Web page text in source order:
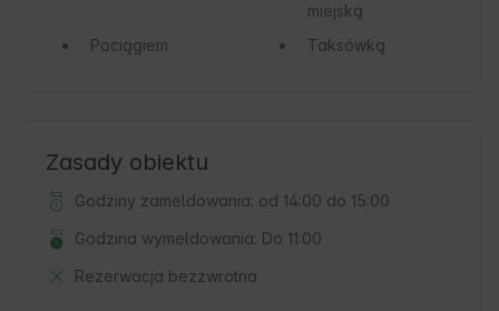
miejską
Pociągiem
Taksówką
Zasady obiektu
Godziny zameldowania: od 14:00 do 15:00
Godzina wymeldowania: Do 11:00
Rezerwacja bezzwrotna